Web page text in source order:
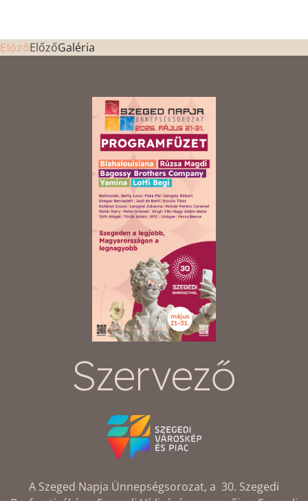
ElőzőElőzőGaléria
Szervező
A Szeged Napja Ünnepségsorozat, a 30. Szegedi